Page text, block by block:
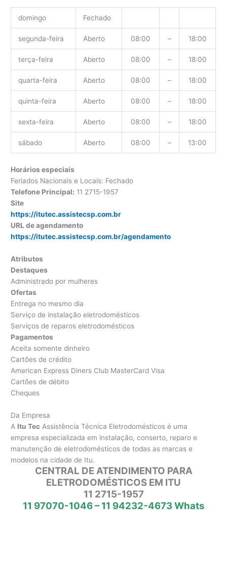
domingo Fechado
segunda-feira Aberto 08:00 – 18:00
terça-feira Aberto 08:00 – 18:00
quarta-feira Aberto 08:00 – 18:00
quinta-feira Aberto 08:00 – 18:00
sexta-feira Aberto 08:00 – 18:00
sábado Aberto 08:00 – 13:00
Horários especiais
Feriados Nacionais e Locais: Fechado
Telefone Principal: 11 2715-1957
Site
https://itutec.assistecsp.com.br
URL de agendamento
https://itutec.assistecsp.com.br/agendamento
Atributos
Destaques
Administrado por mulheres
Ofertas
Entrega no mesmo dia
Serviço de instalação eletrodomésticos
Serviços de reparos eletrodomésticos
Pagamentos
Aceita somente dinheiro
Cartões de crédito
American Express Diners Club MasterCard Visa
Cartões de débito
Cheques
Da Empresa
A Itu Tec Assistência Técnica Eletrodomésticos é uma
empresa especializada em instalação, conserto, reparo e
manutenção de eletrodomésticos de todas as marcas e
modelos na cidade de Itu.
CENTRAL DE ATENDIMENTO PARA
ELETRODOMÉSTICOS EM ITU
11 2715-1957
11 97070-1046 – 11 94232-4673 Whats